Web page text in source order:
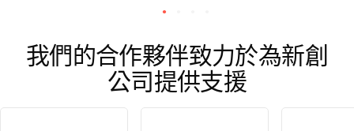
我們的合作夥伴致力於為新創
公司提供支援